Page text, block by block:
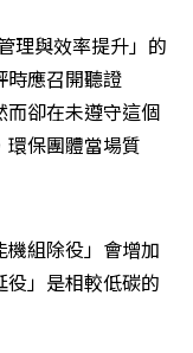
理與效率提升」的
時應召開聽證
而卻在未遵守這個
保團體當場質
組除役」會增加
」是相較低碳的